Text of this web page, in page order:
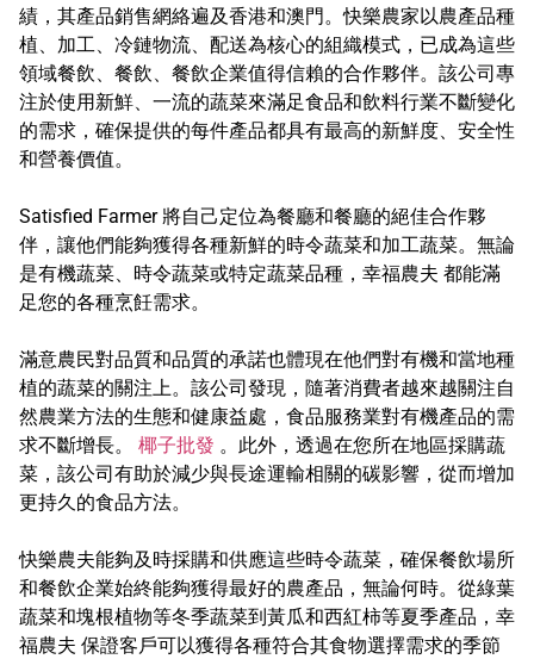
績，其產品銷售網絡遍及香港和澳門。快樂農家以農產品種
植、加工、冷鏈物流、配送為核心的組織模式，已成為這些
領域餐飲、餐飲、餐飲企業值得信賴的合作夥伴。該公司專
注於使用新鮮、一流的蔬菜來滿足食品和飲料行業不斷變化
的需求，確保提供的每件產品都具有最高的新鮮度、安全性
和營養價值。
Satisfied Farmer 將自己定位為餐廳和餐廳的絕佳合作夥
伴，讓他們能夠獲得各種新鮮的時令蔬菜和加工蔬菜。無論
是有機蔬菜、時令蔬菜或特定蔬菜品種，幸福農夫 都能滿
足您的各種烹飪需求。
滿意農民對品質和品質的承諾也體現在他們對有機和當地種
植的蔬菜的關注上。該公司發現，隨著消費者越來越關注自
然農業方法的生態和健康益處，食品服務業對有機產品的需
求不斷增長。 椰子批發 。此外，透過在您所在地區採購蔬
菜，該公司有助於減少與長途運輸相關的碳影響，從而增加
更持久的食品方法。
快樂農夫能夠及時採購和供應這些時令蔬菜，確保餐飲場所
和餐飲企業始終能夠獲得最好的農產品，無論何時。從綠葉
蔬菜和塊根植物等冬季蔬菜到黃瓜和西紅柿等夏季產品，幸
福農夫 保證客戶可以獲得各種符合其食物選擇需求的季節